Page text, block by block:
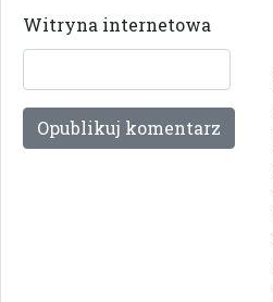
Witryna internetowa